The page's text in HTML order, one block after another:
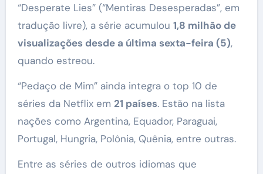
“Desperate Lies” (“Mentiras Desesperadas”, em
tradução livre), a série acumulou 1,8 milhão de
visualizações desde a última sexta-feira (5),
quando estreou.
“Pedaço de Mim” ainda integra o top 10 de
séries da Netflix em 21 países. Estão na lista
nações como Argentina, Equador, Paraguai,
Portugal, Hungria, Polônia, Quênia, entre outras.
Entre as séries de outros idiomas que